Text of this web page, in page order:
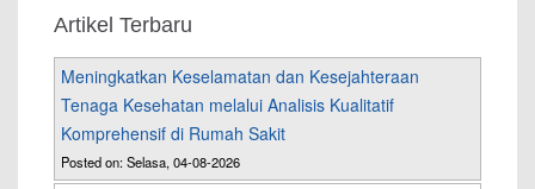
Artikel Terbaru
Meningkatkan Keselamatan dan Kesejahteraan
Tenaga Kesehatan melalui Analisis Kualitatif
Komprehensif di Rumah Sakit
Posted on: Selasa, 04-08-2026